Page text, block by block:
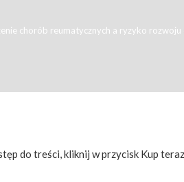
chorób reumatycznych a ryzyko
do treści, kliknij w przycisk Kup